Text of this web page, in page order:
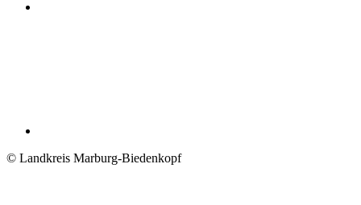
© Landkreis Marburg-Biedenkopf